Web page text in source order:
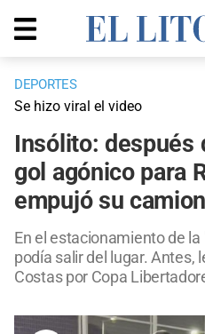
DEPORTES
Se hizo viral el video
Insólito: después
gol agónico para
empujó su
En el estacionamiento de
podía salir del lugar. Antes,
Costas por Copa